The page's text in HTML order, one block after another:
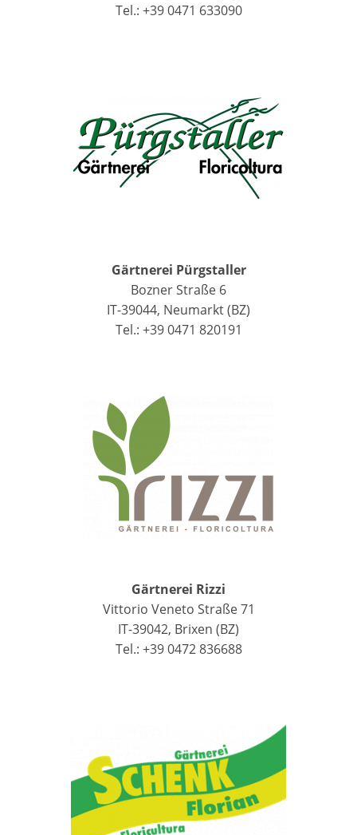
Tel.: +39 0471 633090
Gärtnerei Pürgstaller
Bozner Straße 6
IT-39044, Neumarkt (BZ)
Tel.: +39 0471 820191
Gärtnerei Rizzi
Vittorio Veneto Straße 71
IT-39042, Brixen (BZ)
Tel.: +39 0472 836688